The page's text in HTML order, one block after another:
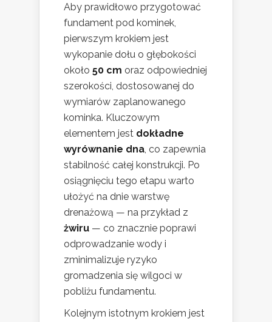
Aby prawidłowo przygotować
fundament pod kominek,
pierwszym krokiem jest
wykopanie dołu o głębokości
około 50 cm oraz odpowiedniej
szerokości, dostosowanej do
wymiarów zaplanowanego
kominka. Kluczowym
elementem jest dokładne
wyrównanie dna , co zapewnia
stabilność całej konstrukcji. Po
osiągnięciu tego etapu warto
ułożyć na dnie warstwę
drenażową — na przykład z
żwiru — co znacznie poprawi
odprowadzanie wody i
zminimalizuje ryzyko
gromadzenia się wilgoci w
pobliżu fundamentu.
Kolejnym istotnym krokiem jest